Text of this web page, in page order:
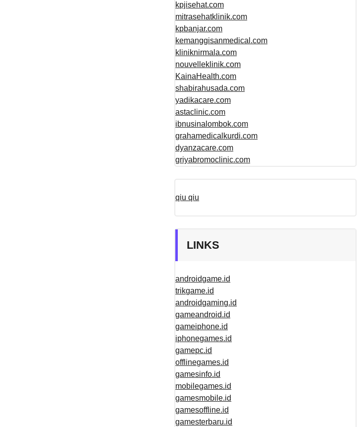
kpjisehat.com
mitrasehatklinik.com
kpbanjar.com
kemanggisanmedical.com
kliniknirmala.com
nouvelleklinik.com
KainaHealth.com
shabirahusada.com
yadikacare.com
astaclinic.com
ibnusinalombok.com
grahamedicalkurdi.com
dyanzacare.com
griyabromoclinic.com
qiu qiu
LINKS
androidgame.id
trikgame.id
androidgaming.id
gameandroid.id
gameiphone.id
iphonegames.id
gamepc.id
offlinegames.id
gamesinfo.id
mobilegames.id
gamesmobile.id
gamesoffline.id
gamesterbaru.id